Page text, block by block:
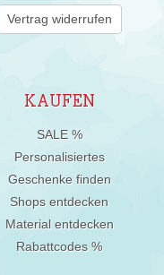
Vertrag widerrufen
KAUFEN
SALE %
Personalisiertes
Geschenke finden
Shops entdecken
Material entdecken
Rabattcodes %